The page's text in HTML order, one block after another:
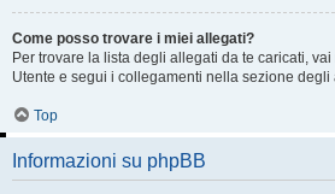
Come posso trovare i miei allegati?
Per trovare la lista degli allegati da te caricati,
Utente e segui i collegamenti nella sezione degli
Top
Informazioni su phpBB